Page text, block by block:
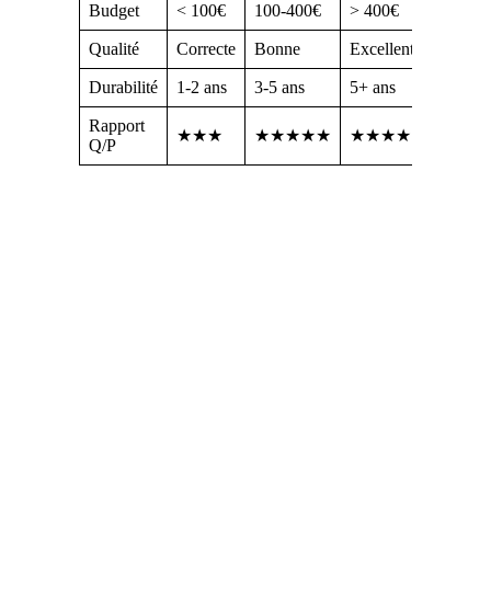
Budget < 100€ 100-400€ > 400€
Qualité Correcte Bonne Excellente
Durabilité 1-2 ans 3-5 ans 5+ ans
Rapport
Q/P
★★★ ★★★★★ ★★★★